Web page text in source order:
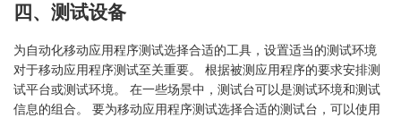
四、测试设备
为自动化移动应用程序测试选择合适的工具，设置适当的测试环境
对于移动应用程序测试至关重要。 根据被测应用程序的要求安排测
试平台或测试环境。 在一些场景中，测试台可以是测试环境和测试
信息的组合。 要为移动应用程序测试选择合适的测试台，可以使用